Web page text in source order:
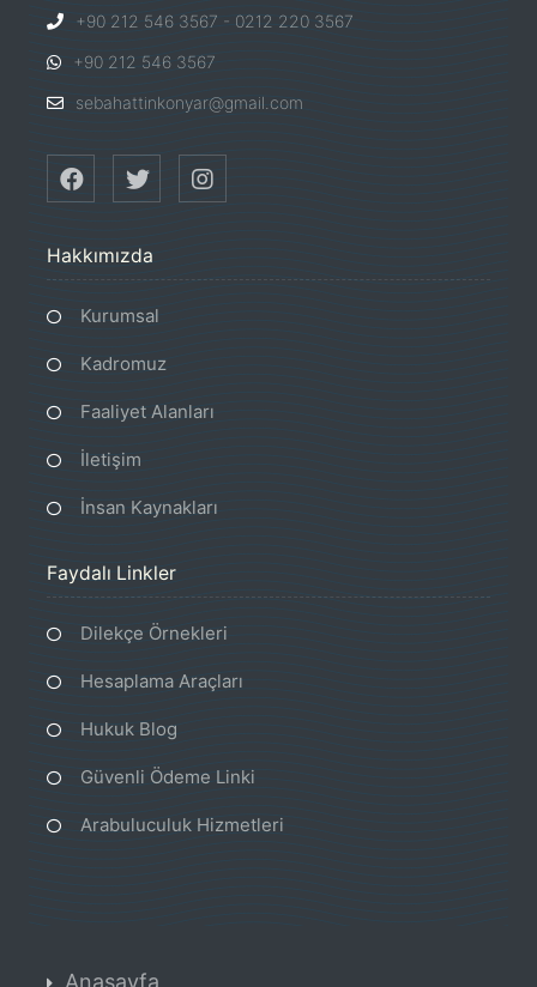
+90 212 546 3567 - 0212 220 3567
+90 212 546 3567
sebahattinkonyar@gmail.com
Hakkımızda
Kurumsal
Kadromuz
Faaliyet Alanları
İletişim
İnsan Kaynakları
Faydalı Linkler
Dilekçe Örnekleri
Hesaplama Araçları
Hukuk Blog
Güvenli Ödeme Linki
Arabuluculuk Hizmetleri
Anasayfa